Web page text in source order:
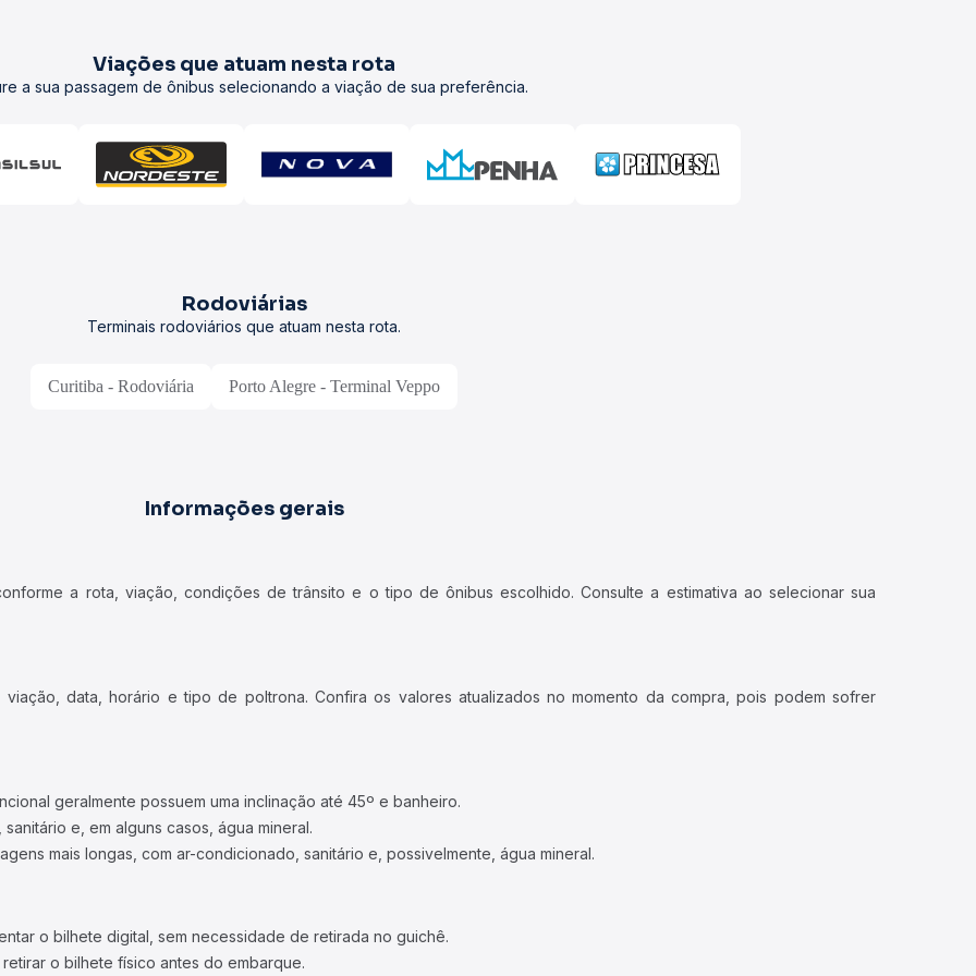
Viações que atuam nesta rota
a sua passagem de ônibus selecionando a viação de sua preferência.
Rodoviárias
Terminais rodoviários que atuam nesta rota.
Curitiba - Rodoviária Porto Alegre - Terminal Veppo
Informações gerais
a rota, viação, condições de trânsito e o tipo de ônibus escolhido. Consulte a estimativa ao selecionar sua
data, horário e tipo de poltrona. Confira os valores atualizados no momento da compra, pois podem sofrer
geralmente possuem uma inclinação até 45º e banheiro.
e, em alguns casos, água mineral.
mais longas, com ar-condicionado, sanitário e, possivelmente, água mineral.
o bilhete digital, sem necessidade de retirada no guichê.
o bilhete físico antes do embarque.